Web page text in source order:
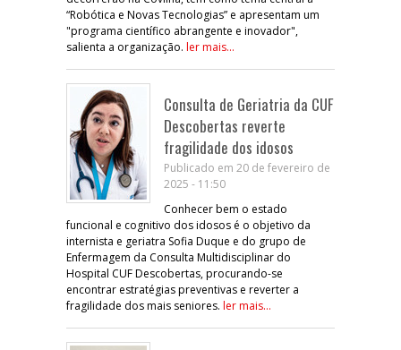
“Robótica e Novas Tecnologias” e apresentam um
"programa científico abrangente e inovador",
salienta a organização. ler mais...
Consulta de Geriatria da CUF
Descobertas reverte
fragilidade dos idosos
Publicado em 20 de fevereiro de
2025 - 11:50
Conhecer bem o estado
funcional e cognitivo dos idosos é o objetivo da
internista e geriatra Sofia Duque e do grupo de
Enfermagem da Consulta Multidisciplinar do
Hospital CUF Descobertas, procurando-se
encontrar estratégias preventivas e reverter a
fragilidade dos mais seniores. ler mais...